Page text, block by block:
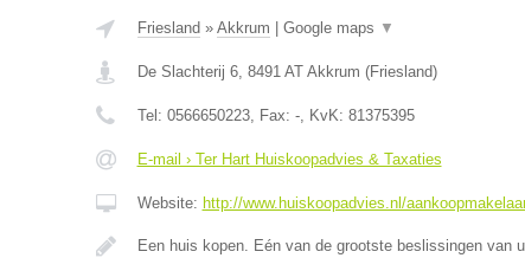
Friesland » Akkrum Google maps ▼
De Slachterij 6, 8491 AT Akkrum (Friesland)
Tel: 0566650223, Fax: -, KvK: 81375395
E-mail › Ter Hart Huiskoopadvies & Taxaties
Website: http://www.huiskoopadvies.nl/
Een huis kopen. Eén van de grootste beslissingen van